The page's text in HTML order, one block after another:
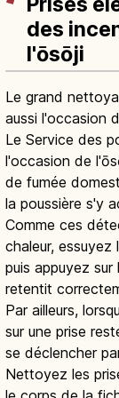
des
l'ōsōji
Le grand
aussi l'occasion
Le Service des
l'occasion de
de fumée
la poussière s'y
Comme ces
chaleur,
puis appuyez
retentit
Par ailleurs,
sur une prise
se déclencher
Nettoyez les